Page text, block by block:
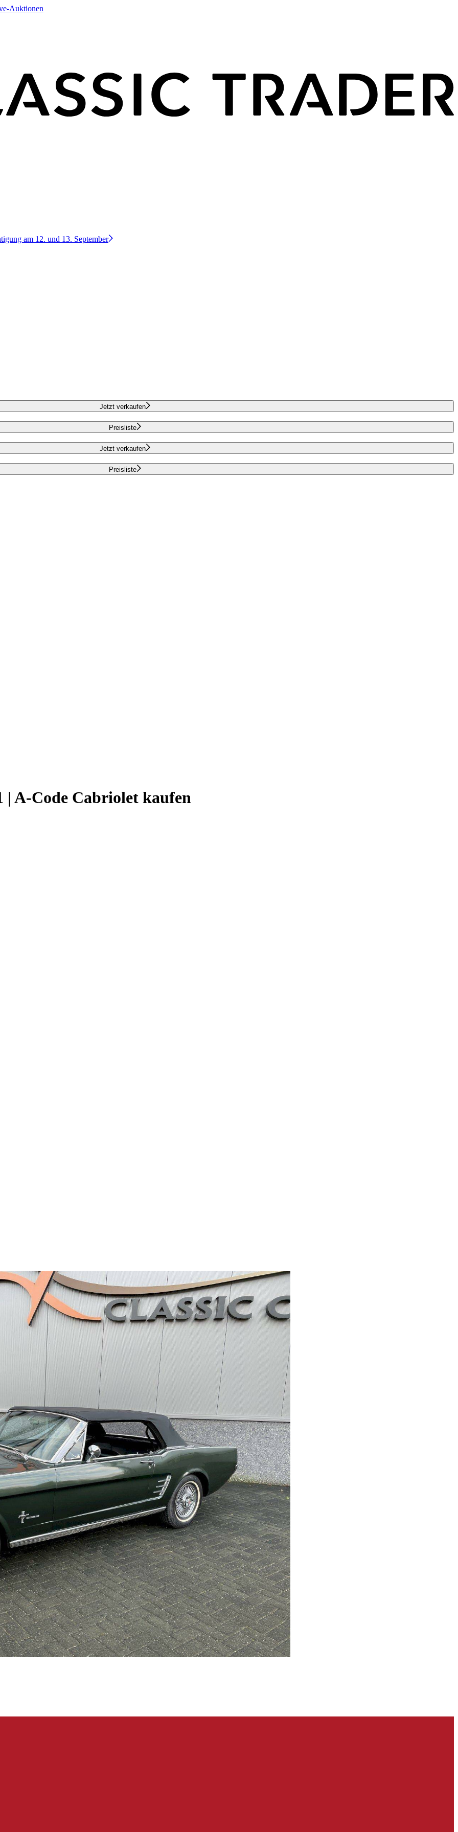
Auktionen
am 12. und 13. September
Jetzt verkaufen
Preisliste
Jetzt verkaufen
Preisliste
A-Code Cabriolet kaufen